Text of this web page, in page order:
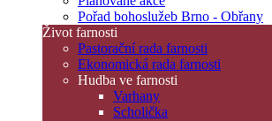
Pořad bohoslužeb Brno - Obřany
Život farnosti
Pastorační rada farnosti
Ekonomická rada farnosti
Hudba ve farnosti
Varhany
Scholička